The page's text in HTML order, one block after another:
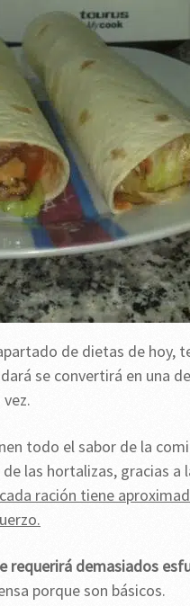
de dietas de hoy,
se convertirá en una
todo el sabor de la
las hortalizas, gracias a
ración tiene
requerirá demasiados
porque son básicos.